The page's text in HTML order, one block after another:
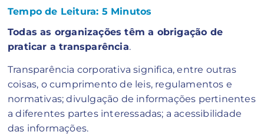
Tempo de Leitura: 5 Minutos
Todas as organizações têm a obrigação de
praticar a transparência.
Transparência corporativa significa, entre outras
coisas, o cumprimento de leis, regulamentos e
normativas; divulgação de informações pertinentes
a diferentes partes interessadas; a acessibilidade
das informações.